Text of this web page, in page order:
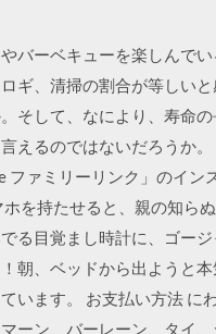
バーベキューを楽しんで
ギ、清掃の割合が等しい
そして、なにより、寿命
えるのではないだろうか
ファミリーリンク」のイン
ホを持たせると、親の知ら
る目覚まし時計に、ゴー
朝、ベッドから出ようと
います。 お支払い方法 に
ーン、バーレーン、タイ